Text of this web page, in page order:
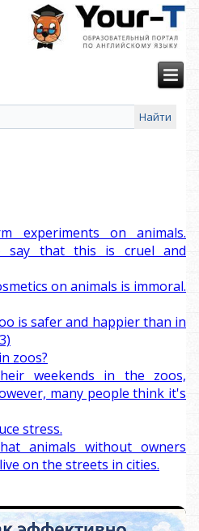
experiments on animals.
say that this is cruel and
on animals is immoral.
is safer and happier than in
zoos?
weekends in the zoos,
many people think it's
stress.
animals without owners
on the streets in cities.